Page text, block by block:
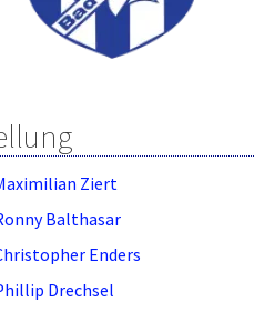
Ziert
Balthasar
Enders
Drechsel